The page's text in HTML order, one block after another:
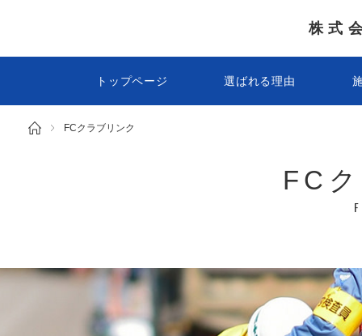
株式
トップページ 選ばれる理由
FCクラブリンク
FC